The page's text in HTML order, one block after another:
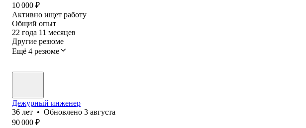
10 000 ₽
Активно ищет работу
Общий опыт
22 года 11 месяцев
Другие резюме
Ещё 4 резюме
Дежурный инженер
36 лет • Обновлено 3 августа
90 000 ₽